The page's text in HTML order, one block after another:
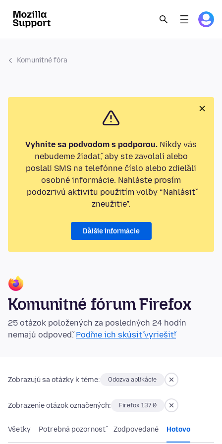
Komunitné fóra
Vyhnite sa podvodom s podporou. Nikdy vás
nebudeme žiadať, aby ste zavolali alebo
poslali SMS na telefónne číslo alebo zdieľali
osobné informácie. Nahláste prosím
podozrivú aktivitu použitím voľby “Nahlásiť
zneužitie”.
Ďalšie informácie
Komunitné fórum Firefox
25 otázok položených za posledných 24 hodín
nemajú odpoveď.Poďme ich skúsiť vyriešiť!
Zobrazujú sa otázky k téme: Odozva aplikácie
Zobrazenie otázok označených: Firefox 137.0
Všetky Potrebná pozornosť Zodpovedané Hotovo